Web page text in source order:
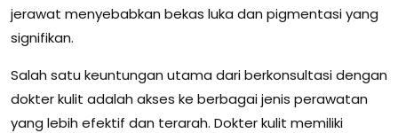
jerawat menyebabkan bekas luka dan pigmentasi yang
signifikan.
Salah satu keuntungan utama dari berkonsultasi dengan
dokter kulit adalah akses ke berbagai jenis perawatan
yang lebih efektif dan terarah. Dokter kulit memiliki